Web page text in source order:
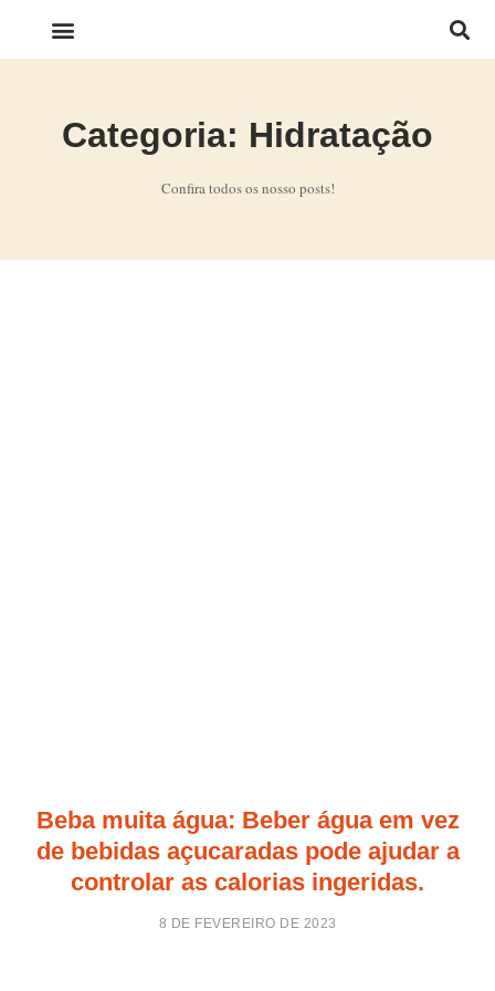
Categoria: Hidratação
Confira todos os nosso posts!
Beba muita água: Beber água em vez
de bebidas açucaradas pode ajudar a
controlar as calorias ingeridas.
8 DE FEVEREIRO DE 2023